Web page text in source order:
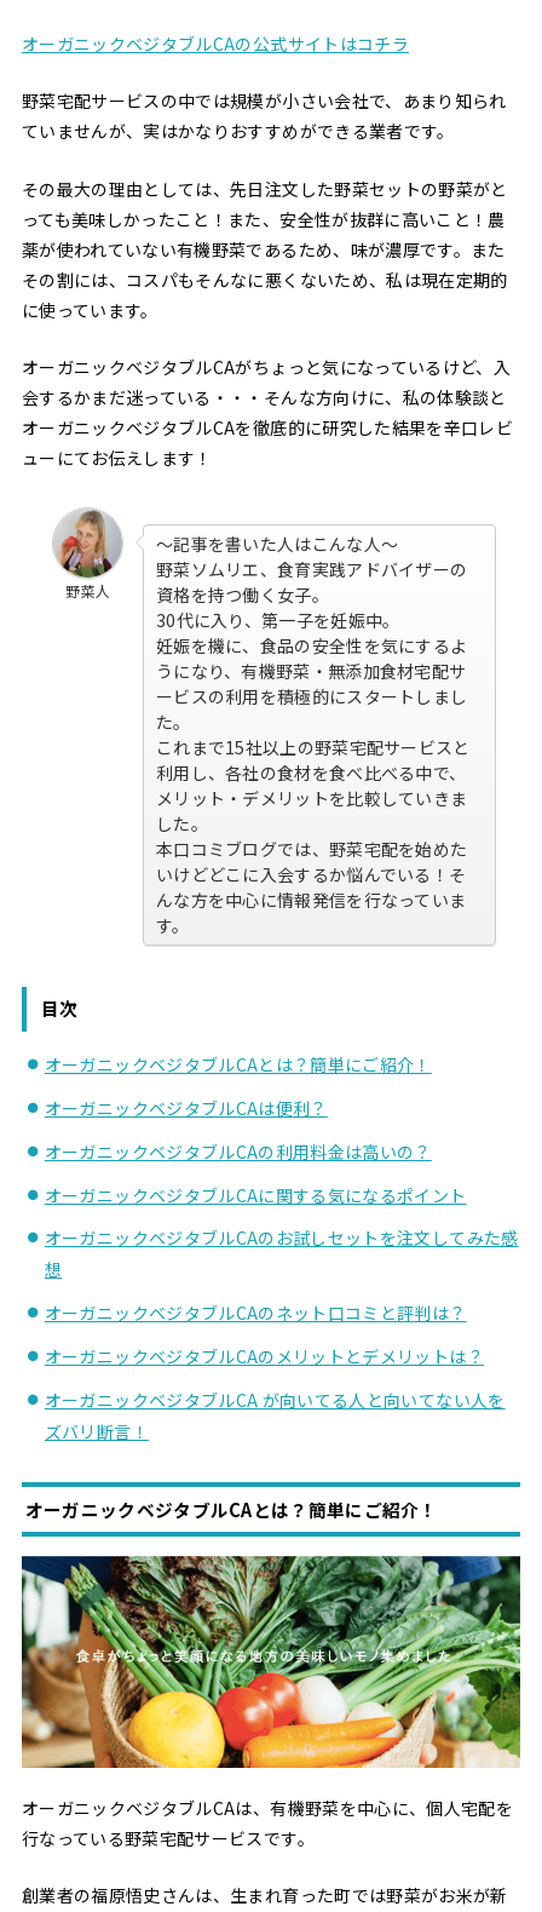
オーガニックベジタブルCAの公式サイトはコチラ
野菜宅配サービスの中では規模が小さい会社で、あまり知られ
ていませんが、実はかなりおすすめができる業者です。
その最大の理由としては、先日注文した野菜セットの野菜がと
っても美味しかったこと！また、安全性が抜群に高いこと！農
薬が使われていない有機野菜であるため、味が濃厚です。また
その割には、コスパもそんなに悪くないため、私は現在定期的
に使っています。
オーガニックベジタブルCAがちょっと気になっているけど、入
会するかまだ迷っている・・・そんな方向けに、私の体験談と
オーガニックベジタブルCAを徹底的に研究した結果を辛口レビ
ューにてお伝えします！
野菜人
〜記事を書いた人はこんな人〜
野菜ソムリエ、食育実践アドバイザーの
資格を持つ働く女子。
30代に入り、第一子を妊娠中。
妊娠を機に、食品の安全性を気にするよ
うになり、有機野菜・無添加食材宅配サ
ービスの利用を積極的にスタートしまし
た。
これまで15社以上の野菜宅配サービスと
利用し、各社の食材を食べ比べる中で、
メリット・デメリットを比較していきま
した。
本口コミブログでは、野菜宅配を始めた
いけどどこに入会するか悩んでいる！そ
んな方を中心に情報発信を行なっていま
す。
目次
オーガニックベジタブルCAとは？簡単にご紹介！
オーガニックベジタブルCAは便利？
オーガニックベジタブルCAの利用料金は高いの？
オーガニックベジタブルCAに関する気になるポイント
オーガニックベジタブルCAのお試しセットを注文してみた感
想
オーガニックベジタブルCAのネット口コミと評判は？
オーガニックベジタブルCAのメリットとデメリットは？
オーガニックベジタブルCA が向いてる人と向いてない人を
ズバリ断言！
オーガニックベジタブルCAとは？簡単にご紹介！
オーガニックベジタブルCAは、有機野菜を中心に、個人宅配を
行なっている野菜宅配サービスです。
創業者の福原悟史さんは、生まれ育った町では野菜がお米が新